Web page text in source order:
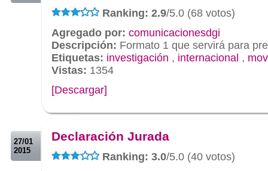
Ranking: 2.9/5.0 (68 votos)
Agregado por: comunicacionesdgi
Descripción: Formato 1 que servirá para
Etiquetas: investigación , internacional ,
Vistas: 1354
[Descargar]
27/01
2015
Declaración Jurada
Ranking: 3.0/5.0 (40 votos)